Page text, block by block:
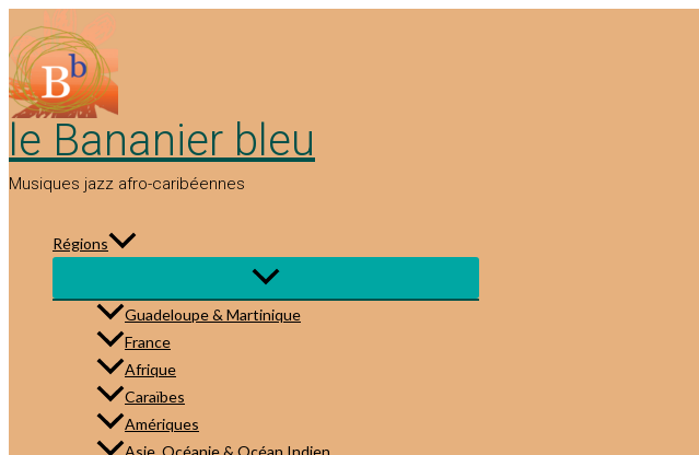
au
contenu
le Bananier bleu
Musiques jazz afro-caribéennes
Régions
Guadeloupe & Martinique
France
Afrique
Caraïbes
Amériques
Asie, Océanie & Océan Indien